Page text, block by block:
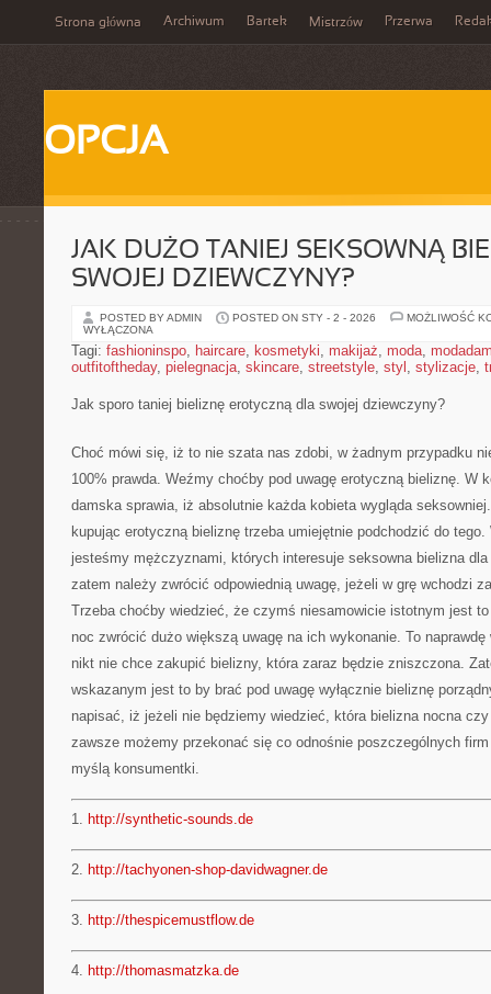
Strona główna Archiwum Bartek Mistrzów Przerwa
OPCJA
JAK DUŻO TANIEJ SEKSOWNĄ
SWOJEJ DZIEWCZYNY?
POSTED BY ADMIN POSTED ON STY - 2 - 2026
MOŻLIWOŚĆ
WYŁĄCZONA
Tagi: fashioninspo, haircare, kosmetyki, makijaż, moda,
outfitoftheday, pielegnacja, skincare, streetstyle, styl , stylizacje,
Jak sporo taniej bieliznę erotyczną dla swojej dziewczyny?
Choć mówi się, iż to nie szata nas zdobi, w żadnym przypadku
100% prawda. Weźmy choćby pod uwagę erotyczną bieliznę. W
damska sprawia, iż absolutnie każda kobieta wygląda
kupując erotyczną bieliznę trzeba umiejętnie podchodzić do
jesteśmy mężczyznami, których interesuje seksowna bielizna
zatem należy zwrócić odpowiednią uwagę, jeżeli w grę wchodzi
Trzeba choćby wiedzieć, że czymś niesamowicie istotnym jest
noc zwrócić dużo większą uwagę na ich wykonanie. To
nikt nie chce zakupić bielizny, która zaraz będzie zniszczona.
wskazanym jest to by brać pod uwagę wyłącznie bieliznę
napisać, iż jeżeli nie będziemy wiedzieć, która bielizna nocna
zawsze możemy przekonać się co odnośnie poszczególnych
myślą konsumentki.
1. http://synthetic-sounds.de
2. http://tachyonen-shop-davidwagner.de
3. http://thespicemustflow.de
4. http://thomasmatzka.de